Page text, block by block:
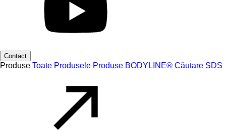
Contact
Produse Toate Produsele Produse BODYLINE® Căutare SDS